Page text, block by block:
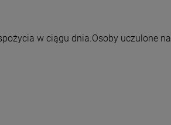
w ciągu dnia.Osoby uczulone na